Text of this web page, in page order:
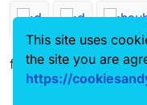
fato
This site uses
the site you are
https://